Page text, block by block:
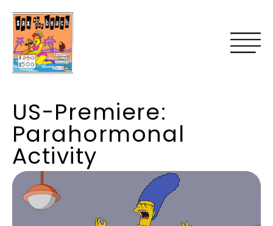
US-Premiere:
Parahormonal
Activity